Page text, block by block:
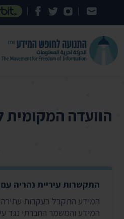
דילוג לתוכן העמוד
הוועדה המקומית
התקשרות עיריית נהריה
המידע התקבל בעקבות
המידע והמשמר החברתי נגד